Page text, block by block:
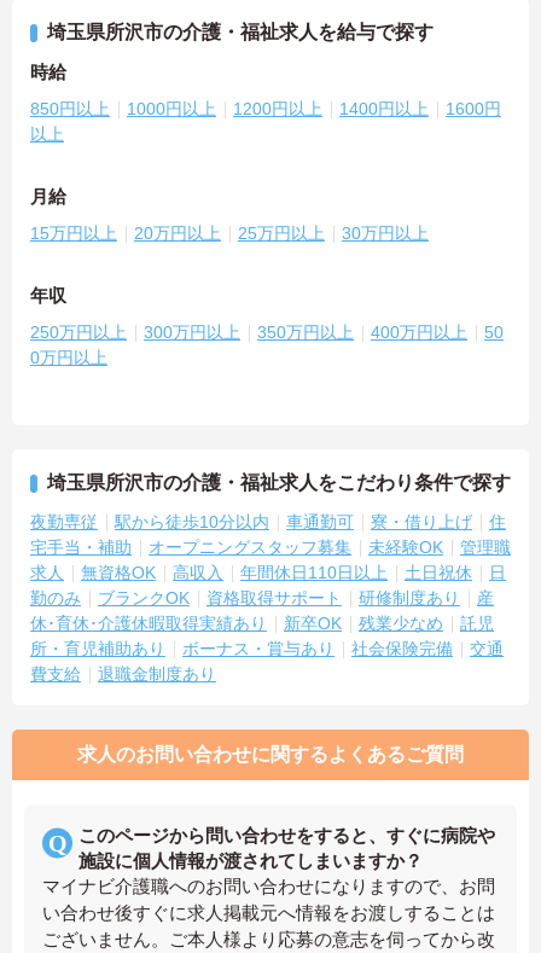
埼玉県所沢市の介護・福祉求人を給与で探す
時給
850円以上 1000円以上 1200円以上 1400円以上
1600円
以上
月給
15万円以上 20万円以上 25万円以上 30万円以上
年収
250万円以上 300万円以上 350万円以上 400万円以上
50
0万円以上
埼玉県所沢市の介護・福祉求人をこだわり条件で探す
夜勤専従 駅から徒歩10分以内 車通勤可 寮・借り上げ
住
宅手当・補助
オープニングスタッフ募集 未経験OK
管理職
求人
無資格OK 高収入 年間休日110日以上 土日祝休
日
勤のみ
ブランクOK 資格取得サポート 研修制度あり
産
休･育休･介護休暇取得実績あり
新卒OK 残業少なめ
託児
所・育児補助あり
ボーナス・賞与あり 社会保険完備
交通
費支給
退職金制度あり
求人のお問い合わせに関するよくあるご質問
このページから問い合わせをすると、すぐに病院や
施設に個人情報が渡されてしまいますか？
マイナビ介護職へのお問い合わせになりますので、お問
い合わせ後すぐに求人掲載元へ情報をお渡しすることは
ございません。ご本人様より応募の意志を伺ってから改